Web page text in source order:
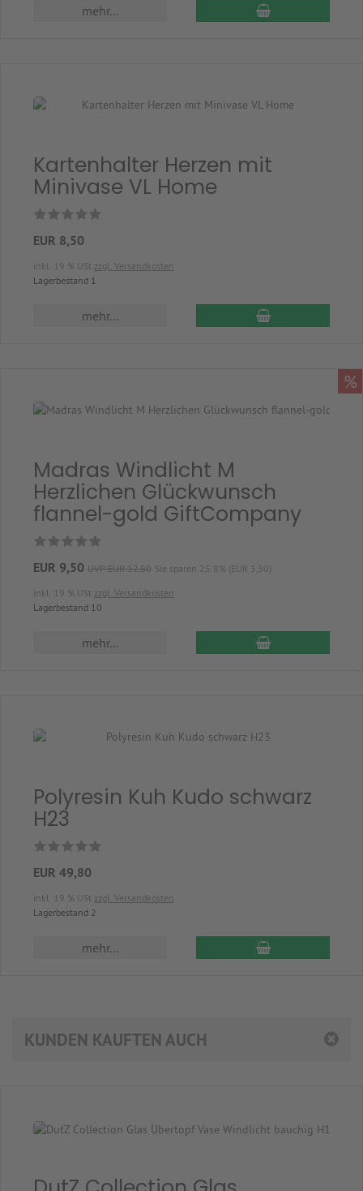
mehr... In den
Kartenhalter Herzen mit
Minivase VL Home
EUR 8,50
inkl. 19 % USt zzgl. Versandkosten
Lagerbestand 1
mehr... In den
Madras Windlicht M
Herzlichen Glückwunsch
flannel-gold GiftCompany
EUR 9,50 UVP EUR 12,80 Sie sparen 25.8% (EUR 3,30)
inkl. 19 % USt zzgl. Versandkosten
Lagerbestand 10
mehr... In den
%
Polyresin Kuh Kudo schwarz
H23
EUR 49,80
inkl. 19 % USt zzgl. Versandkosten
Lagerbestand 2
mehr... In den
KUNDEN KAUFTEN AUCH